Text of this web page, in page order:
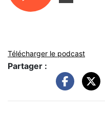
Télécharger le podcast
Partager :